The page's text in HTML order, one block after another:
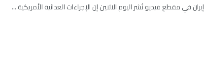
في مقطع فيديو نُشر اليوم الاثنين إن الإجراءات العدائية الأمريكية ...